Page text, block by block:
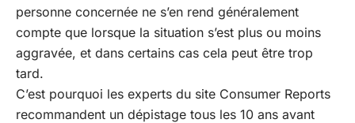
personne concernée ne s’en rend généralement
compte que lorsque la situation s’est plus ou moins
aggravée, et dans certains cas cela peut être trop
tard.
C’est pourquoi les experts du site Consumer Reports
recommandent un dépistage tous les 10 ans avant